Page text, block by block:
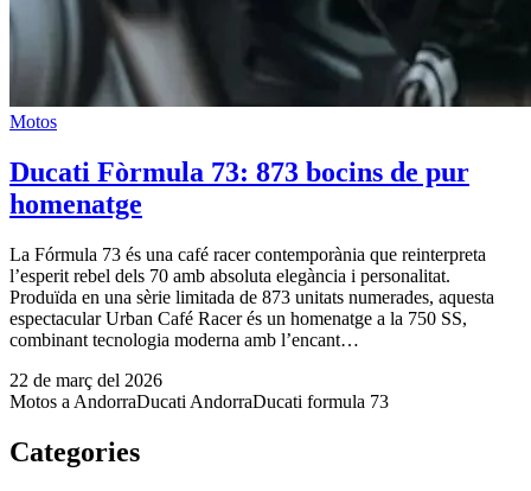
Motos
Ducati Fòrmula 73: 873 bocins de pur
homenatge
La Fórmula 73 és una café racer contemporània que reinterpreta
l’esperit rebel dels 70 amb absoluta elegància i personalitat.
Produïda en una sèrie limitada de 873 unitats numerades, aquesta
espectacular Urban Café Racer és un homenatge a la 750 SS,
combinant tecnologia moderna amb l’encant…
22 de març del 2026
Motos a AndorraDucati AndorraDucati formula 73
Categories